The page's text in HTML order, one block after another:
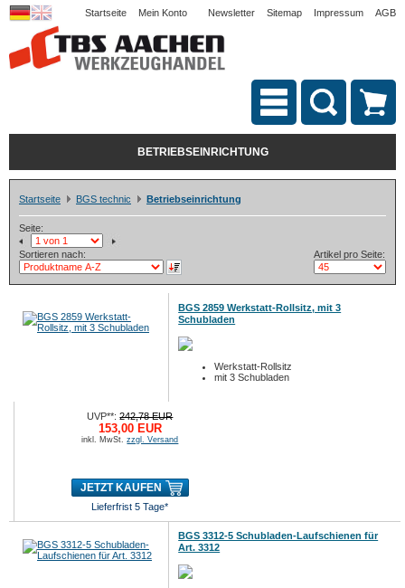
Startseite Mein Konto Newsletter Sitemap Impressum AGB
BETRIEBSEINRICHTUNG
Startseite BGS technic Betriebseinrichtung
Seite:
Sortieren nach: Artikel pro Seite:
BGS 2859 Werkstatt-Rollsitz, mit 3
Schubladen
Werkstatt-Rollsitz
mit 3 Schubladen
UVP**:242,78 EUR
153,00 EUR
inkl. MwSt.zzgl. Versand
JETZT KAUFEN
Lieferfrist 5 Tage*
BGS 3312-5 Schubladen-Laufschienen für
Art. 3312